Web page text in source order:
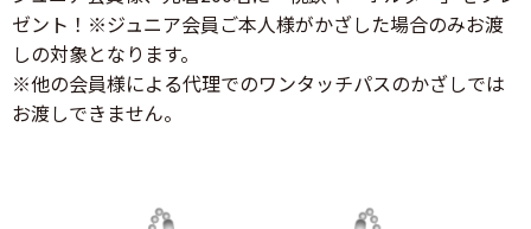
ゼント！※ジュニア会員ご本人様がかざした場合のみお渡
しの対象となります。
※他の会員様による代理でのワンタッチパスのかざしでは
お渡しできません。